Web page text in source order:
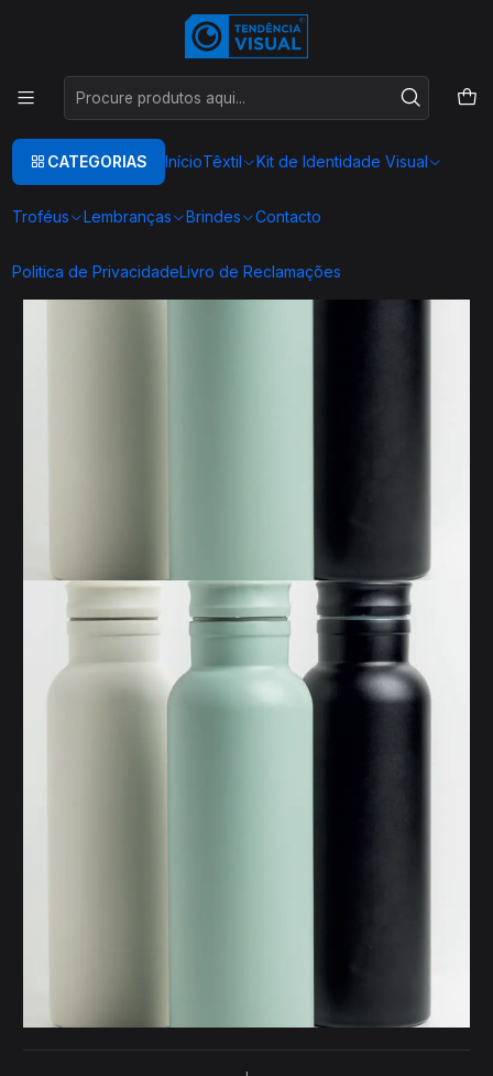
CATEGORIAS InícioTêxtil Kit de Identidade Visual
Troféus Lembranças Brindes Contacto
Politica de PrivacidadeLivro de Reclamações
Este é o texto do slideLer mais